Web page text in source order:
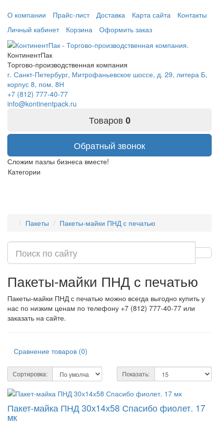
О компании Прайс-лист Доставка Карта сайта
Контакты
Личный кабинет
Корзина Оформить заказ
КонтинентПак
Торгово-производственная компания
г. Санкт-Петербург, Митрофаньевское шоссе, д. 29, литера Б,
корпус 8, пом. 8Н
+7 (812) 777-40-77
info@kontinentpack.ru
Товаров 0
Обратный звонок
Сложим пазлы бизнеса вместе!
Категории
Пакеты Пакеты-майки ПНД с печатью
Пакеты-майки ПНД с печатью
Пакеты-майки ПНД с печатью можно всегда выгодно купить у
нас по низким ценам по телефону +7 (812) 777-40-77 или
заказать на сайте.
Сравнение товаров (0)
Сортировка: Показать:
Пакет-майка ПНД 30х14х58 Спасибо фиолет. 17
мк